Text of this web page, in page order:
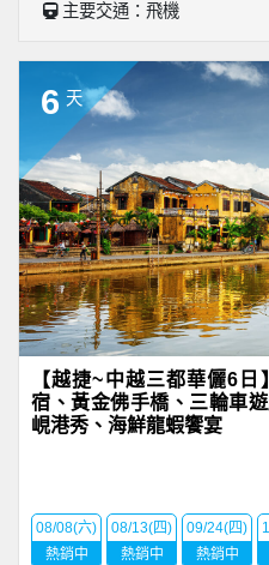
主要交通：飛機
6 天
【越捷~中越三都華儷6
宿、黃金佛手橋、三輪車
峴港秀、海鮮龍蝦饗宴
08/08(六)
熱銷中
08/13(四)
熱銷中
09/24(四)
熱銷中